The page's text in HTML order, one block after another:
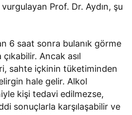
Prof. Dr. Aydın, şu
6 saat sonra bulanık görme
Ancak asıl
sahte içkinin tüketiminden
hale gelir. Alkol
kişi tedavi edilmezse,
sonuçlarla karşılaşabilir ve